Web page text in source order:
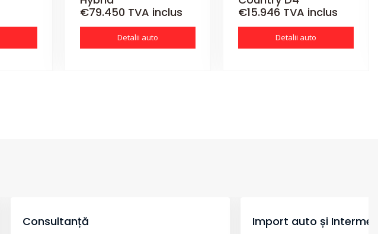
€79.450 TVA inclus
Detalii auto
€15.946 TVA inclus
Detalii auto
Consultanță Import auto și